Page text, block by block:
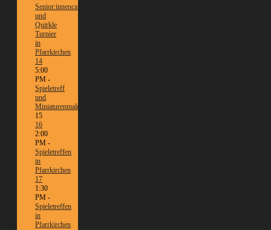
Senior:innencafé
und
Quirkle
Turnier
in
Pfarrkirchen
14
5:00
PM -
Spieletreff
und
Miniaturenmalen/Tabletop
15
16
2:00
PM -
Spieletreffen
in
Pfarrkirchen
17
1:30
PM -
Spieletreffen
in
Pfarrkirchen